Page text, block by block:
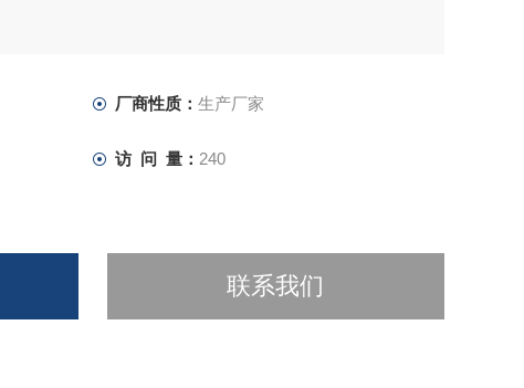
厂商性质： 生产厂家
访 问 量： 240
联系我们